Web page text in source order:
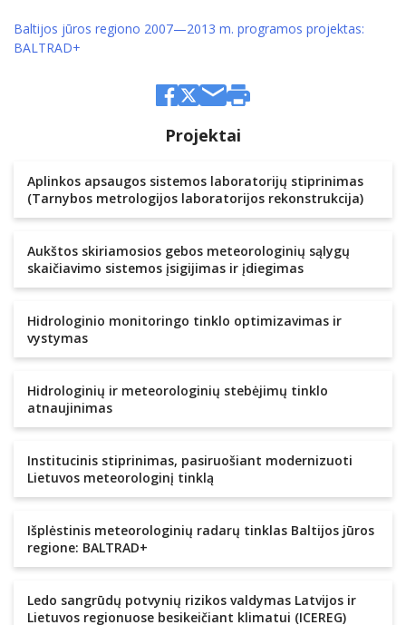
Projektai
Aplinkos apsaugos sistemos laboratorijų stiprinimas
(Tarnybos metrologijos laboratorijos rekonstrukcija)
Aukštos skiriamosios gebos meteorologinių sąlygų
skaičiavimo sistemos įsigijimas ir įdiegimas
Hidrologinio monitoringo tinklo optimizavimas ir
vystymas
Hidrologinių ir meteorologinių stebėjimų tinklo
atnaujinimas
Institucinis stiprinimas, pasiruošiant modernizuoti
Lietuvos meteorologinį tinklą
Išplėstinis meteorologinių radarų tinklas Baltijos jūros
regione: BALTRAD+
Ledo sangrūdų potvynių rizikos valdymas Latvijos ir
Lietuvos regionuose besikeičiant klimatui (ICEREG)
Baltijos jūros regiono 2007—2013 m. programos projektas:
BALTRAD+